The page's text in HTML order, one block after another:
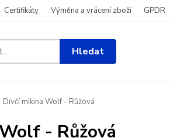
Certifikáty Výměna a vrácení zboží GPDR
Hledat
Dívčí mikina Wolf - Růžová
- Růžová